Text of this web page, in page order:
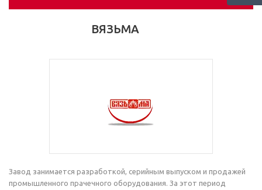
ВЯЗЬМА
Завод занимается разработкой, серийным выпуском и продажей
промышленного прачечного оборудования. За этот период